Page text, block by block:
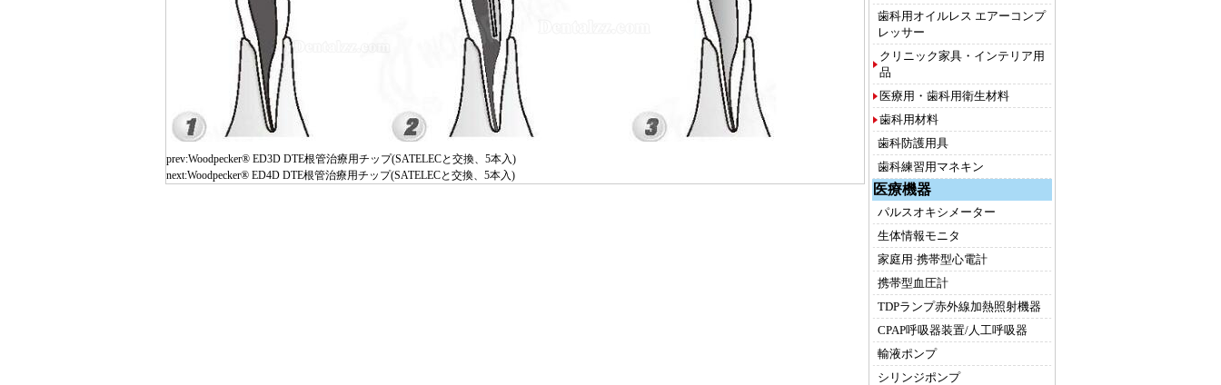
歯科用オイルレス エアーコンプ
レッサー
クリニック家具・インテリア用
品
医療用・歯科用衛生材料
歯科用材料
歯科防護用具
歯科練習用マネキン
医療機器
パルスオキシメーター
生体情報モニタ
家庭用·携帯型心電計
携帯型血圧計
TDPランプ赤外線加熱照射機器
CPAP呼吸器装置/人工呼吸器
輸液ポンプ
シリンジポンプ
prev:Woodpecker® ED3D DTE根管治療用チップ(SATELECと交換、5本入)
next:Woodpecker® ED4D DTE根管治療用チップ(SATELECと交換、5本入)